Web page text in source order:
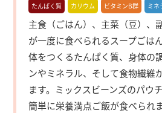
たんぱく質 カリウム ビタミンB群 ミネ
主食（ごはん）、主菜（豆）、
が一度に食べられるスープごは
体をつくるたんぱく質、身体の
ンやミネラル、そして食物繊維
ます。ミックスビーンズのパウ
簡単に栄養満点ご飯が食べられま